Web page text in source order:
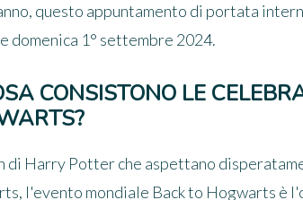
questo appuntamento di portata
domenica 1° settembre 2024.
CONSISTONO LE
di Harry Potter che aspettano
l'evento mondiale Back to Hogwarts è